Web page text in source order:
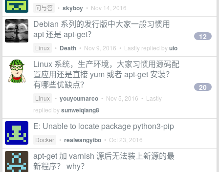
问与答 • skyboy • Nov 14, 2016
Debian 系列的发行版中大家一般习惯用
apt 还是 apt-get？
Linux • Death • Nov 9, 2016 • Lastly replied byuio
12
Linux 系统，生产环境，大家习惯用源码配
置应用还是直接 yum 或者 apt-get 安装？
有哪些优缺点？
Linux • youyoumarco • Nov 5, 2016 • Lastly
replied bysunweiqiang8
20
E: Unable to locate package python3-pip
Docker • realwangyibo • Oct 23, 2016
apt-get 加 varnish 源后无法装上新源的最
新程序？ why？